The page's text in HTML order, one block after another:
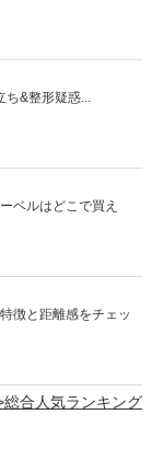
&整形疑惑...
ベルはどこで買え
徴と距離感をチェッ
総合人気ランキング